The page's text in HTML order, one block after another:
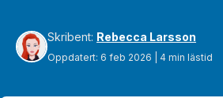
Skribent: Rebecca Larsson
Oppdatert: 6 feb 2026 | 4 min lästid